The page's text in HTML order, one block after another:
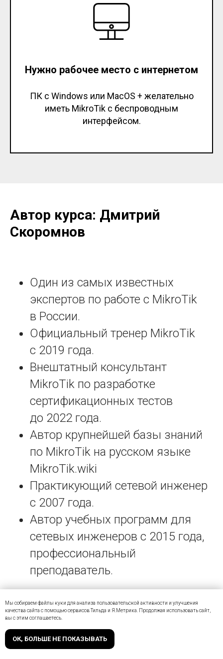
Нужно рабочее место с интернетом
ПК с Windows или MacOS + желательно
иметь MikroTik с беспроводным
интерфейсом.
Автор курса: Дмитрий
Скоромнов
Один из самых известных
экспертов по работе с MikroTik
в России.
Официальный тренер MikroTik
с 2019 года.
Внештатный консультант
MikroTik по разработке
сертификационных тестов
до 2022 года.
Автор крупнейшей базы знаний
по MikroTik на русском языке
MikroTik.wiki
Практикующий сетевой инженер
с 2007 года.
Автор учебных программ для
сетевых инженеров с 2015 года,
профессиональный
преподаватель.
Мы собираем файлы куки для анализа пользовательской активности и улучшения
качества сайта с помощью сервисов Тильда и Я.Метрика. Продолжая использовать сайт,
вы с этим соглашаетесь.
ОК, БОЛЬШЕ НЕ ПОКАЗЫВАТЬ